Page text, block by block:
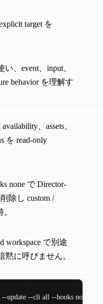
target を
い、event、input、
behavior を理解す
、assets、
を read-only
none で Director-
除し custom /
workspace で別途
黙に呼びません。
--update --cli all --hooks none /